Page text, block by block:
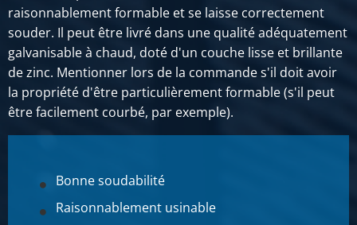
raisonnablement formable et se laisse correctement
souder. Il peut être livré dans une qualité adéquatement
galvanisable à chaud, doté d'un couche lisse et brillante
de zinc. Mentionner lors de la commande s'il doit avoir
la propriété d'être particulièrement formable (s'il peut
être facilement courbé, par exemple).
Bonne soudabilité
Raisonnablement usinable